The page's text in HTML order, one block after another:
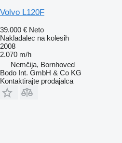
Volvo L120F
39.000 € Neto
Nakladalec na kolesih
2008
2.070 m/h
Nemčija, Bornhoved
Bodo Int. GmbH & Co KG
Kontaktirajte prodajalca